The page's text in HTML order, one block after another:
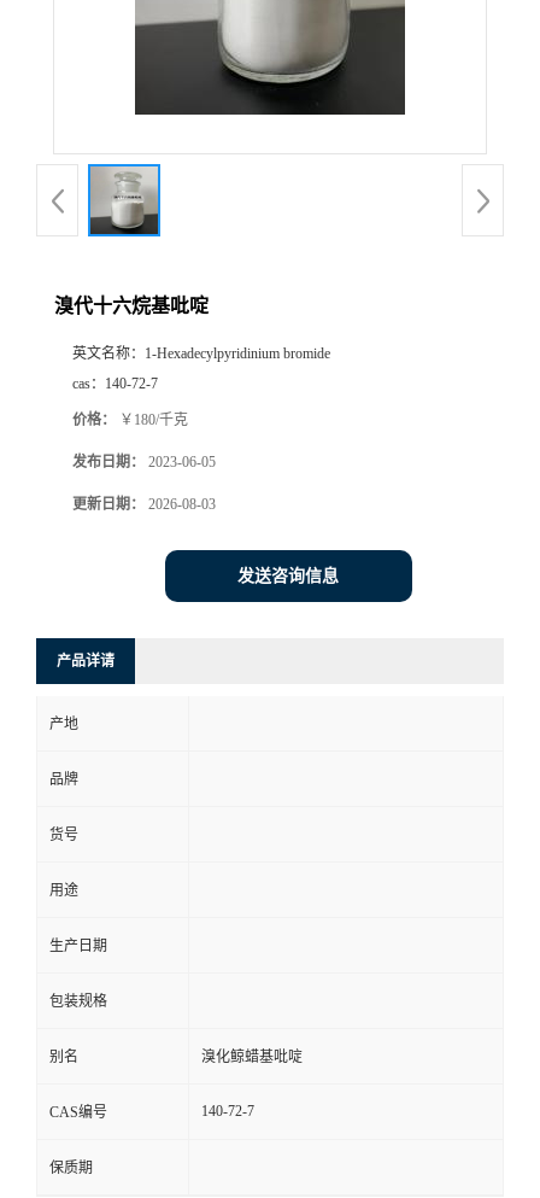
溴代十六烷基吡啶
英文名称： 1-Hexadecylpyridinium bromide
cas： 140-72-7
价格： ￥180/千克
发布日期： 2023-06-05
更新日期： 2026-08-03
发送咨询信息
产品详请
产地
品牌
货号
用途
生产日期
包装规格
别名 溴化鲸蜡基吡啶
CAS编号 140-72-7
保质期